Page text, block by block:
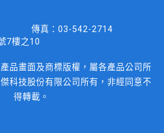
傳真： 03-542-2714
7樓之10
品畫面及商標版權，屬各產品公司所
科技股份有限公司所有，非經同意不
得轉載。